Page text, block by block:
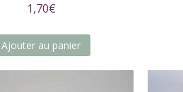
1,70€
Ajouter au panier